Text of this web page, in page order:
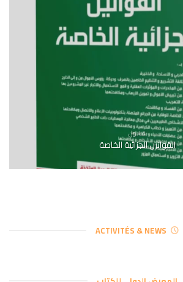
قانون
القوانين الجزائية الخاصة
ACTIVITÉS & NEWS